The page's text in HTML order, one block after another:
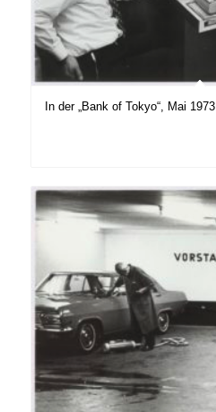
In der „Bank of Tokyo“, Mai 1973